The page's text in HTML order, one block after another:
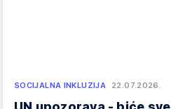
SOCIJALNA INKLUZIJA 22.07.2026.